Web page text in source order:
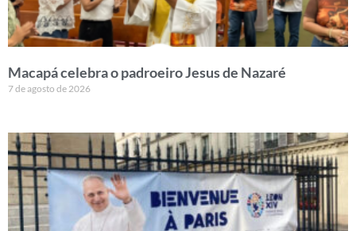
Macapá celebra o padroeiro Jesus de Nazaré
7 de agosto de 2026